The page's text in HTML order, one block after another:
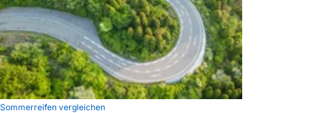
Sommerreifen vergleichen